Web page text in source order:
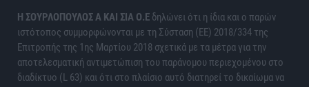
H ΣΟΥΡΛΟΠΟΥΛΟΣ Α ΚΑΙ ΣΙΑ Ο.Ε δηλώνει ότι η ίδια και ο παρών
ιστότοπος συμμορφώνονται με τη Σύσταση (ΕΕ) 2018/334 της
Επιτροπής της 1ης Μαρτίου 2018 σχετικά με τα μέτρα για την
αποτελεσματική αντιμετώπιση του παράνομου περιεχομένου στο
διαδίκτυο (L 63) και ότι στο πλαίσιο αυτό διατηρεί το δικαίωμα να